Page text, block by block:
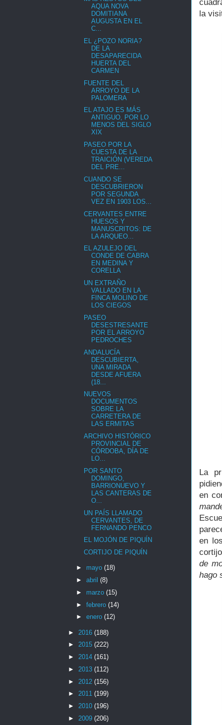
la
La
en
en
de
hago
AQUA NOVA
DOMITIANA
AUGUSTA EN EL
C...
EL ¿POZO NORIA?
DE LA
DESAPARECIDA
HUERTA DEL
CARMEN
FUENTE DEL
ARROYO DE LA
PALOMERA
EL ATAJO ES MÁS
ANTIGUO, POR LO
MENOS DEL SIGLO
XIX
PASEO POR LA
CUESTA DE LA
TRAICIÓN (VEREDA
DEL PRE...
CUANDO SE
DESCUBRIERON
POR SEGUNDA
VEZ EN 1903 LOS...
CERVANTES ENTRE
HUESOS Y
MANUSCRITOS: DE
LA ARQUEO...
EL AZULEJO DEL
CONDE DE CABRA
EN MEDINA Y
CORELLA
UN EXTRAÑO
VALLADO EN LA
FINCA MOLINO DE
LOS CIEGOS
PASEO
DESESTRESANTE
POR EL ARROYO
PEDROCHES
ANDALUCÍA
DESCUBIERTA,
UNA MIRADA
DESDE AFUERA
(18...
NUEVOS
DOCUMENTOS
SOBRE LA
CARRETERA DE
LAS ERMITAS
ARCHIVO HISTÓRICO
PROVINCIAL DE
CÓRDOBA, DÍA DE
LO...
POR SANTO
DOMINGO,
BARRIONUEVO Y
LAS CANTERAS DE
O...
UN PAÍS LLAMADO
CERVANTES, DE
FERNANDO PENCO
EL MOJÓN DE PIQUÍN
CORTIJO DE PIQUÍN
► mayo (18)
► abril (8)
► marzo (15)
► febrero (14)
► enero (12)
► 2016 (188)
► 2015 (222)
► 2014 (161)
► 2013 (112)
► 2012 (156)
► 2011 (199)
► 2010 (196)
► 2009 (206)